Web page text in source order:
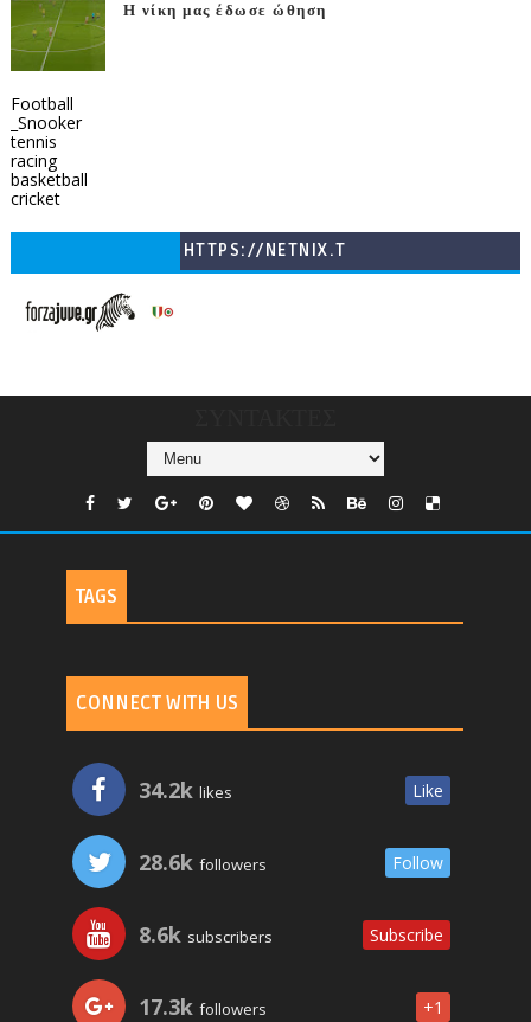
Η νίκη μας έδωσε ώθηση
Football
_Snooker
tennis
racing
basketball
cricket
HTTPS://NETNIX.T
TAGS
CONNECT WITH US
34.2k likes Like
28.6k followers Follow
8.6k subscribers Subscribe
17.3k followers +1